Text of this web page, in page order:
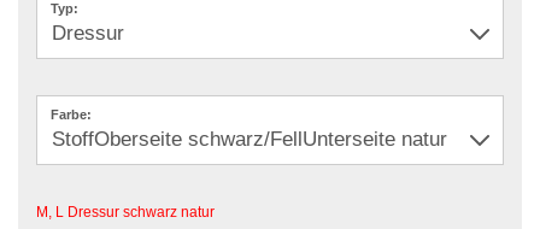
Typ:
Farbe:
M, L Dressur schwarz natur